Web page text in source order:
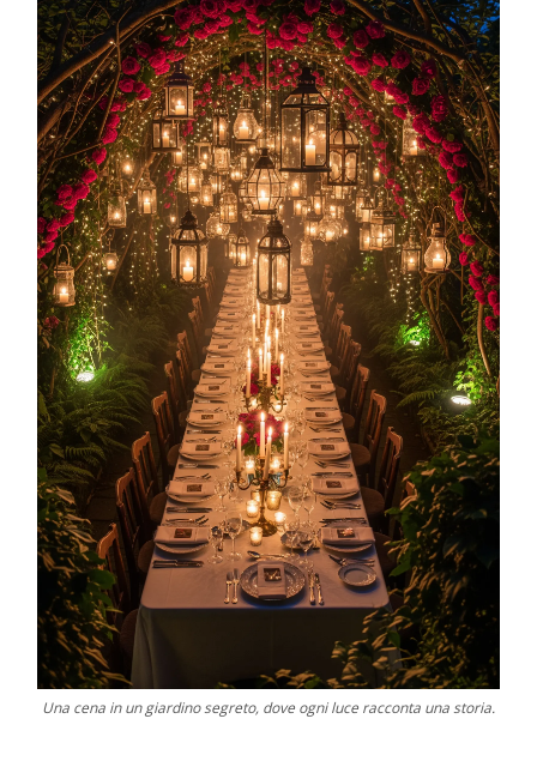
Una cena in un giardino segreto, dove ogni luce racconta una storia.